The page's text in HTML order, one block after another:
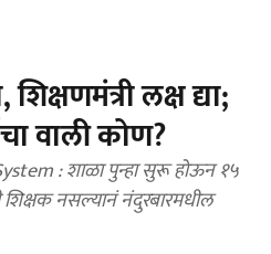
लक्ष द्या;
वाली कोण?
: शाळा पुन्हा सुरू होऊन १५
नसल्यानं नंदुरबारमधील